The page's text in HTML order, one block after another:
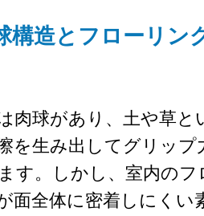
構造とフローリン
肉球があり、土や草と
を生み出してグリップ
す。しかし、室内の
面全体に密着しにくい